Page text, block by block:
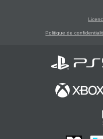
Politique de